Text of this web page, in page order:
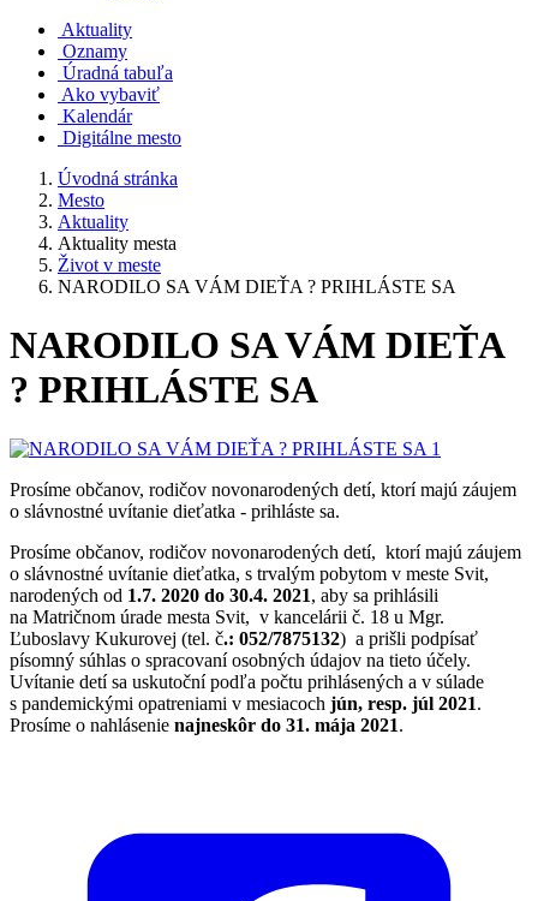
Aktuality
Oznamy
Úradná tabuľa
Ako vybaviť
Kalendár
Digitálne mesto
Úvodná stránka
Mesto
Aktuality
Aktuality mesta
Život v meste
NARODILO SA VÁM DIEŤA ? PRIHLÁSTE SA
NARODILO SA VÁM DIEŤA
? PRIHLÁSTE SA
Prosíme občanov, rodičov novonarodených detí, ktorí majú záujem
o slávnostné uvítanie dieťatka - prihláste sa.
Prosíme občanov, rodičov novonarodených detí, ktorí majú záujem
o slávnostné uvítanie dieťatka, s trvalým pobytom v meste Svit,
narodených od 1.7. 2020 do 30.4. 2021, aby sa prihlásili
na Matričnom úrade mesta Svit, v kancelárii č. 18 u Mgr.
Ľuboslavy Kukurovej (tel. č.: 052/7875132) a prišli podpísať
písomný súhlas o spracovaní osobných údajov na tieto účely.
Uvítanie detí sa uskutoční podľa počtu prihlásených a v súlade
s pandemickými opatreniami v mesiacoch jún, resp. júl 2021.
Prosíme o nahlásenie najneskôr do 31. mája 2021.